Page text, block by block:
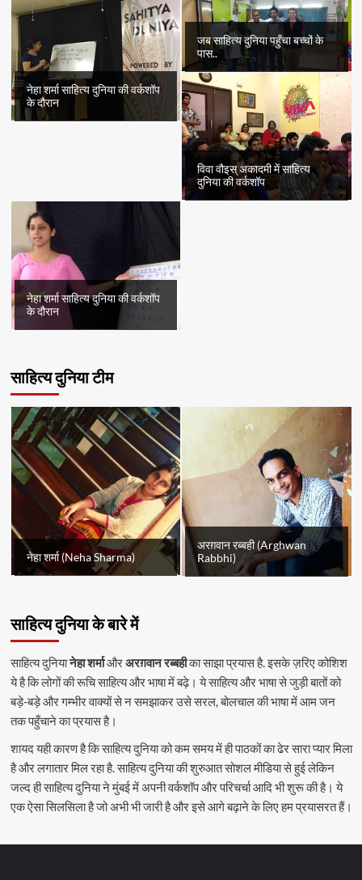
नेहा शर्मा साहित्य दुनिया की वर्कशॉप
के दौरान
जब साहित्य दुनिया पहुँचा बच्चों के
पास..
विवा वौइस् अकादमी में साहित्य
दुनिया की वर्कशॉप
नेहा शर्मा साहित्य दुनिया की वर्कशॉप
के दौरान
साहित्य दुनिया टीम
नेहा शर्मा (Neha Sharma)
अरग़वान रब्बही (Arghwan
Rabbhi)
साहित्य दुनिया के बारे में
साहित्य दुनियानेहा शर्माऔरअरग़वान रब्बहीका साझा प्रयास है. इसके ज़रिए कोशिश
ये है कि लोगों की रूचि साहित्य और भाषा में बढ़े। ये साहित्य और भाषा से जुड़ी बातों को
बड़े-बड़े और गम्भीर वाक्यों से न समझाकर उसे सरल, बोलचाल की भाषा में आम जन
तक पहुँचाने का प्रयास है।
शायद यही कारण है कि साहित्य दुनिया को कम समय में ही पाठकों का ढेर सारा प्यार मिला
है और लगातार मिल रहा है. साहित्य दुनिया की शुरुआत सोशल मीडिया से हुई लेकिन
जल्द ही साहित्य दुनिया ने मुंबई में अपनी वर्कशॉप और परिचर्चा आदि भी शुरू की है। ये
एक ऐसा सिलसिला है जो अभी भी जारी है और इसे आगे बढ़ाने के लिए हम प्रयासरत हैं।